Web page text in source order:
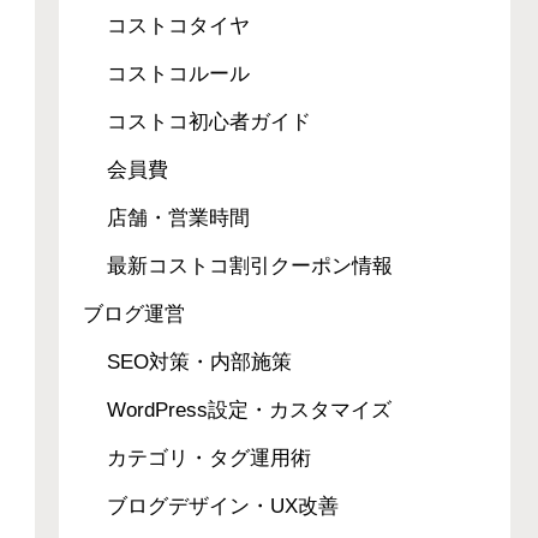
コストコタイヤ
コストコルール
コストコ初心者ガイド
会員費
店舗・営業時間
最新コストコ割引クーポン情報
ブログ運営
SEO対策・内部施策
WordPress設定・カスタマイズ
カテゴリ・タグ運用術
ブログデザイン・UX改善